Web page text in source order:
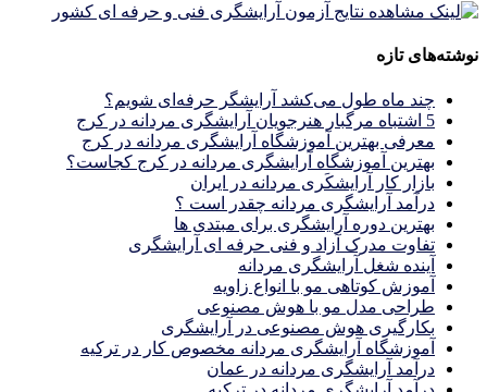
نوشته‌های تازه
چند ماه طول می‌کشد آرایشگر حرفه‌ای شویم؟
5 اشتباه مرگبار هنرجویان آرایشگری مردانه در کرج
معرفی بهترین آموزشگاه آرایشگری مردانه در کرج
بهترین آموزشگاه آرایشگری مردانه در کرج کجاست؟
بازار كار آرايشكَرى مردانه در ايران
درآمد آرایشگری مردانه چقدر است ؟
بهترین دوره آرایشگری برای مبتدی ها
تفاوت مدرک آزاد و فنی حرفه ای آرایشگری
آینده شغل آرایشگری مردانه
آموزش کوتاهی مو با انواع زاویه
طراحی مدل مو با هوش مصنوعی
بکارگیری هوش مصنوعی در آرایشگری
آموزشگاه آرایشگری مردانه مخصوص کار در ترکیه
درآمد آرایشگری مردانه در عمان